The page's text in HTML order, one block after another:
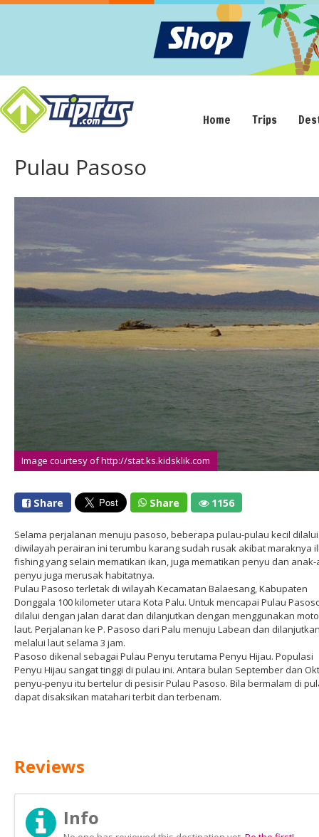
Home Trips
Pulau Pasoso
Image courtesy of http://stat.ks.kidsklik.com
Share Share 1156
Selama perjalanan menuju pasoso, beberapa pulau-pulau kecil
diwilayah perairan ini terumbu karang sudah rusak akibat maraknya
fishing yang selain mematikan ikan, juga mematikan penyu dan
penyu juga merusak habitatnya.
Pulau Pasoso terletak di wilayah Kecamatan Balaesang, Kabupaten
Donggala 100 kilometer utara Kota Palu. Untuk mencapai Pulau
dilalui dengan jalan darat dan dilanjutkan dengan menggunakan
laut. Perjalanan ke P. Pasoso dari Palu menuju Labean dan
melalui laut selama 3 jam.
Pasoso dikenal sebagai Pulau Penyu terutama Penyu Hijau. Populasi
Penyu Hijau sangat tinggi di pulau ini. Antara bulan September dan
penyu-penyu itu bertelur di pesisir Pulau Pasoso. Bila bermalam di
dapat disaksikan matahari terbit dan terbenam.
Reviews
Info